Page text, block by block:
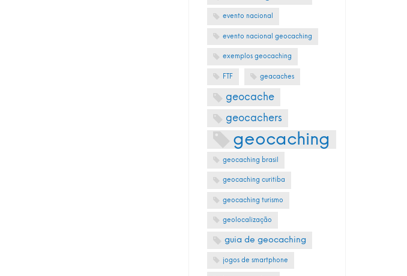
evento nacional
evento nacional geocaching
exemplos geocaching
FTF geacaches
geocache
geocachers
geocaching
geocaching brasil
geocaching curitiba
geocaching turismo
geolocalização
guia de geocaching
jogos de smartphone